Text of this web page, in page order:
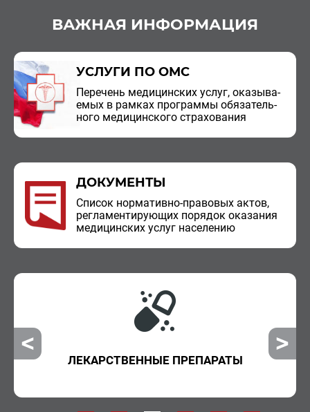
ВАЖНАЯ ИНФОРМАЦИЯ
УСЛУГИ ПО ОМС
Пе­ре­чень ме­ди­цин­ских услуг, ока­зы­ва­
е­мых в рам­ках про­грам­мы обя­за­тель­
но­го ме­ди­цин­ско­го стра­хо­ва­ния
ДОКУМЕНТЫ
Спи­сок нор­ма­тив­но-пра­во­вых актов,
ре­гла­мен­ти­ру­ю­щих по­ря­док ока­за­ния
ме­ди­цин­ских услуг на­се­ле­нию
ЛЕКАРСТВЕННЫЕ ПРЕПАРАТЫ